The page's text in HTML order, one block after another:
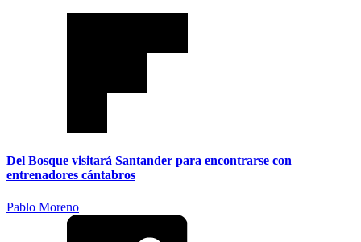
Del Bosque visitará Santander para encontrarse con
entrenadores cántabros
Pablo Moreno